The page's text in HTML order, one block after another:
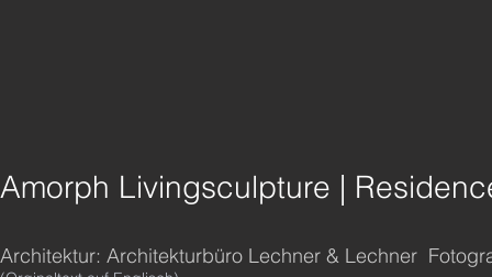
Amorph Livingsculpture |
Architektur: Architekturbüro Lechner & Lechner